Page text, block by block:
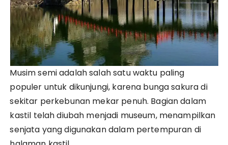
Musim semi adalah salah satu waktu paling
populer untuk dikunjungi, karena bunga sakura di
sekitar perkebunan mekar penuh. Bagian dalam
kastil telah diubah menjadi museum, menampilkan
senjata yang digunakan dalam pertempuran di